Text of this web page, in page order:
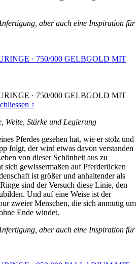
aber auch eine Inspiration für
· 750/000 GELBGOLD MIT
· 750/000 GELBGOLD MIT
↑
Weite, Stärke und Legierung
Pferdes gesehen hat, wie er stolz und
folgt, der wird etwas davon verstanden
von dieser Schönheit aus zu
sich gewissermaßen auf Pferderücken
ist größer und anhaltender als
sind der Versuch diese Linie, den
Und auf eine Weise ist der
zweier Menschen, die sich anmutig um
Ende windet.
aber auch eine Inspiration für